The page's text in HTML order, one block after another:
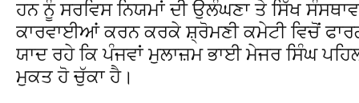
ਹਨ ਨੂੰ ਸਰਵਿਸ ਨਿਯਮਾਂ ਦੀ ਉਲੰਘਣਾ ਤੇ ਸਿੱਖ
ਕਾਰਵਾਈਆਂ ਕਰਨ ਕਰਕੇ ਸ਼੍ਰੋਮਣੀ ਕਮੇਟੀ ਵਿਚੋਂ
ਯਾਦ ਰਹੇ ਕਿ ਪੰਜਵਾਂ ਮੁਲਾਜ਼ਮ ਭਾਈ ਮੇਜਰ ਸਿੰਘ
ਮੁਕਤ ਹੋ ਚੁੱਕਾ ਹੈ।